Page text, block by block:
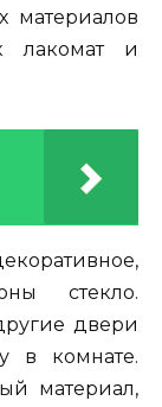
материалов
лакомат и
стекло.
двери
в комнате.
материал,